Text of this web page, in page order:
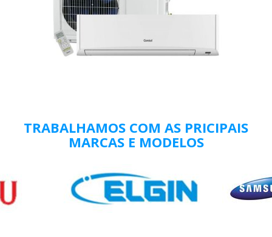
TRABALHAMOS COM AS PRICIPAIS
MARCAS E MODELOS